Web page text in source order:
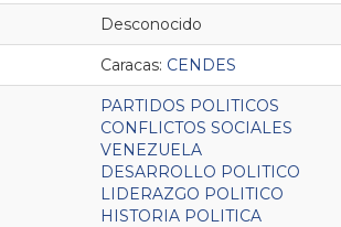
Desconocido
Caracas: CENDES
PARTIDOS POLITICOS
CONFLICTOS SOCIALES
VENEZUELA
DESARROLLO POLITICO
LIDERAZGO POLITICO
HISTORIA POLITICA